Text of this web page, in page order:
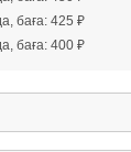
баға: 425 ₽
баға: 400 ₽